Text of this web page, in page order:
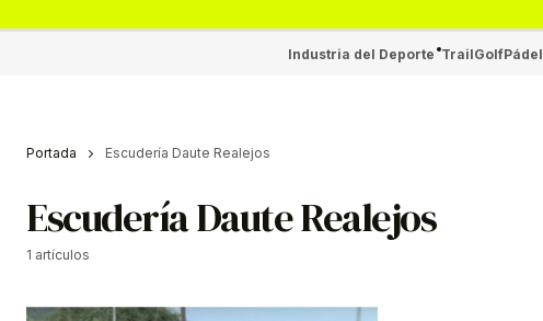
Industria del Deporte TrailGolfPádel
Portada Escudería Daute Realejos
Escudería Daute Realejos
1 artículos